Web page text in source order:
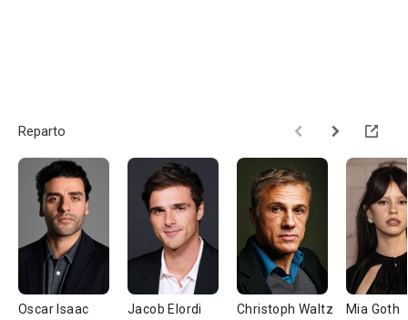
Reparto
Oscar Isaac Jacob Elordi Christoph Waltz Mia Goth